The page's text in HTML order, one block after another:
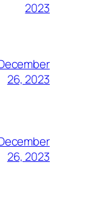
2023
26, 2023
26, 2023